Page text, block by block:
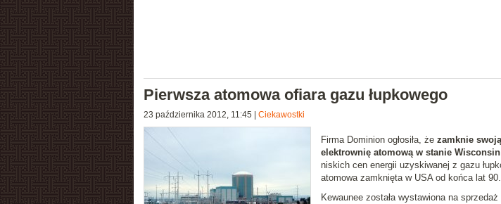
Pierwsza atomowa ofiara gazu łupkowego
23 października 2012, 11:45 Ciekawostki
Firma Dominion ogłosiła, że zamknie swoją
elektrownię atomową w stanie Wisconsin
niskich cen energii uzyskiwanej z gazu
atomowa zamknięta w USA od końca lat
Kewaunee została wystawiona na